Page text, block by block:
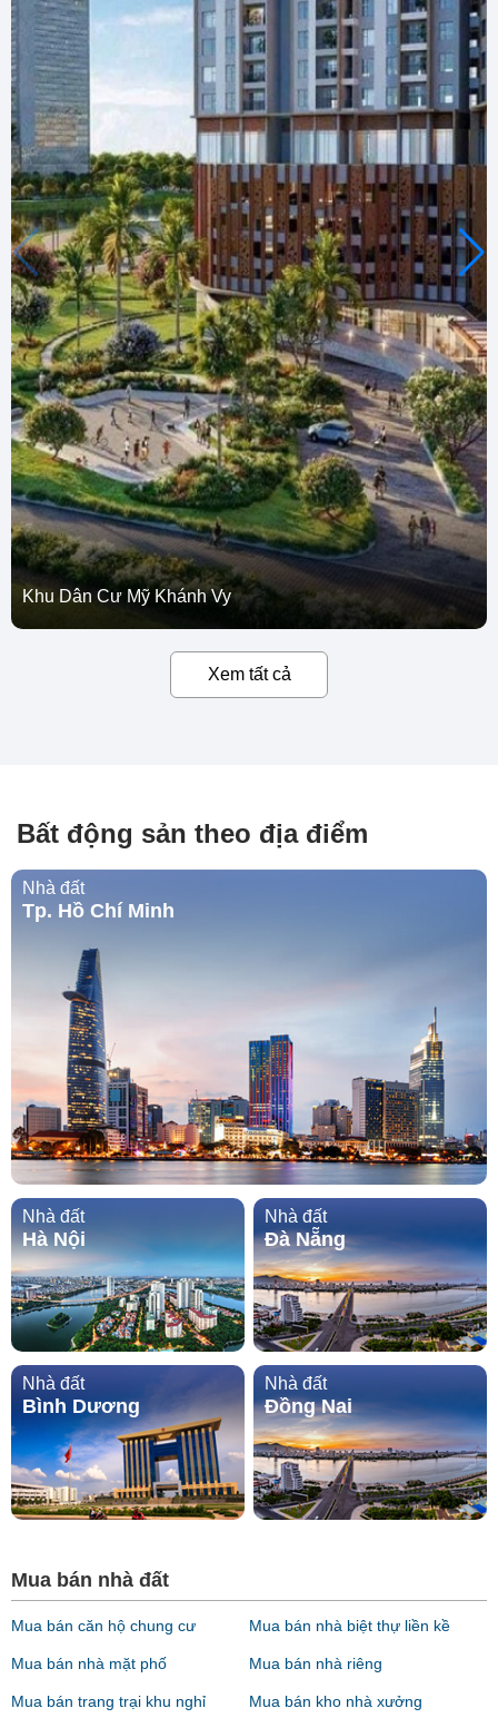
Khu Dân Cư Mỹ Khánh Vy
Xem tất cả
Bất động sản theo địa điểm
Nhà đất
Tp. Hồ Chí Minh
Nhà đất
Hà Nội
Nhà đất
Đà Nẵng
Nhà đất
Bình Dương
Nhà đất
Đồng Nai
Mua bán nhà đất
Mua bán căn hộ chung cư Mua bán nhà biệt thự liền kề
Mua bán nhà mặt phố Mua bán nhà riêng
Mua bán trang trại khu nghỉ
Mua bán kho nhà xưởng